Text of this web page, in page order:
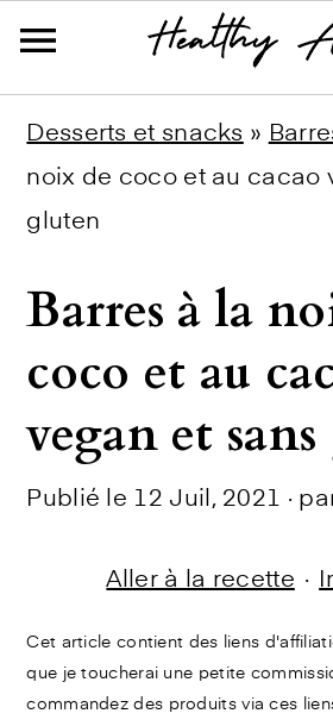
primary
main
primary
Desserts et snacks »
noix de coco et au cacao
gluten
Barres à la
coco et au
vegan et
Publié le 12 Juil, 2021 ·
Aller à la recette ·
Cet article contient des liens
que je toucherai une petite
commandez des produits via ces